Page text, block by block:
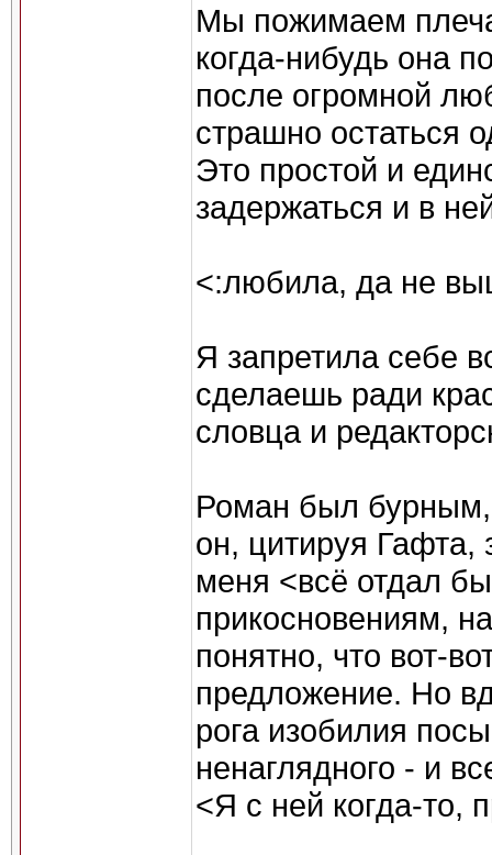
Мы пожимаем
когда-нибудь она
после огромной
страшно остаться
Это простой и
задержаться и в
<:любила, да не
Я запретила себе
сделаешь ради
словца и
Роман был бурным,
он, цитируя Гафта,
меня <всё отдал
прикосновениям,
понятно, что вот-
предложение. Но
рога изобилия
ненаглядного - и
<Я с ней когда-то,